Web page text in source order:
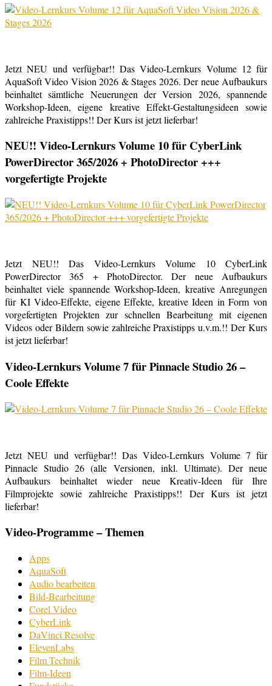
Jetzt NEU und verfügbar!! Das Video-Lernkurs Volume 12 für
AquaSoft Video Vision 2026 & Stages 2026. Der neue Aufbaukurs
beinhaltet sämtliche Neuerungen der Version 2026, spannende
Workshop-Ideen, eigene kreative Effekt-Gestaltungsideen sowie
zahlreiche Praxistipps!! Der Kurs ist jetzt lieferbar!
NEU!! Video-Lernkurs Volume 10 für CyberLink
PowerDirector 365/2026 + PhotoDirector +++
vorgefertigte Projekte
Jetzt NEU!! Das Video-Lernkurs Volume 10 CyberLink
PowerDirector 365 + PhotoDirector. Der neue Aufbaukurs
beinhaltet viele spannende Workshop-Ideen, kreative Anregungen
für KI Video-Effekte, eigene Effekte, kreative Ideen in Form von
vorgefertigten Projekten zur schnellen Bearbeitung mit eigenen
Videos oder Bildern sowie zahlreiche Praxistipps u.v.m.!! Der Kurs
ist jetzt lieferbar!
Video-Lernkurs Volume 7 für Pinnacle Studio 26 –
Coole Effekte
Jetzt NEU und verfügbar!! Das Video-Lernkurs Volume 7 für
Pinnacle Studio 26 (alle Versionen, inkl. Ultimate). Der neue
Aufbaukurs beinhaltet wieder neue Kreativ-Ideen für Ihre
Filmprojekte sowie zahlreiche Praxistipps!! Der Kurs ist jetzt
lieferbar!
Video-Programme – Themen
Apps
AquaSoft
Audio bearbeiten
Bild-Bearbeitung
Corel Video
CyberLink
DaVinci Resolve
ElevenLabs
Film Technik
Film-Ideen